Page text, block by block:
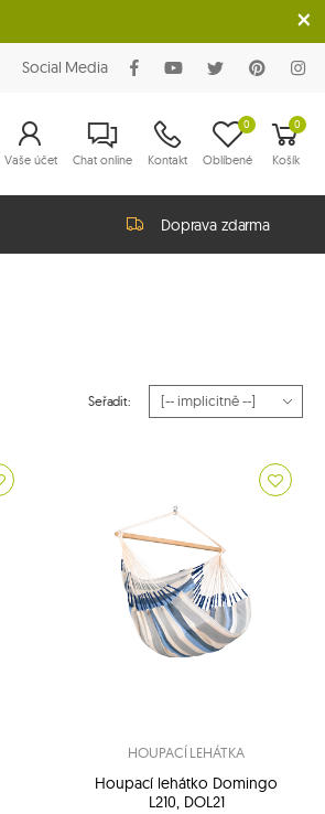
Social Media
Vaše účet Chat online Kontakt Oblíbené
0 0
Košík
Doprava zdarma
Seřadit:
HOUPACÍ LEHÁTKA
Houpací lehátko Domingo
L210, DOL21